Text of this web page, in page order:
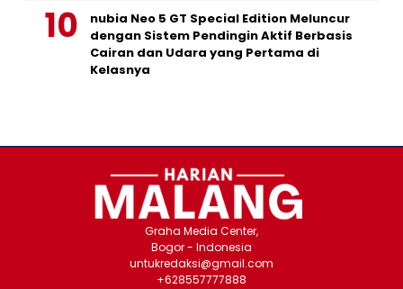
nubia Neo 5 GT Special Edition Meluncur
dengan Sistem Pendingin Aktif Berbasis
Cairan dan Udara yang Pertama di
Kelasnya
Graha Media Center,
Bogor - Indonesia
untukredaksi@gmail.com
+628557777888